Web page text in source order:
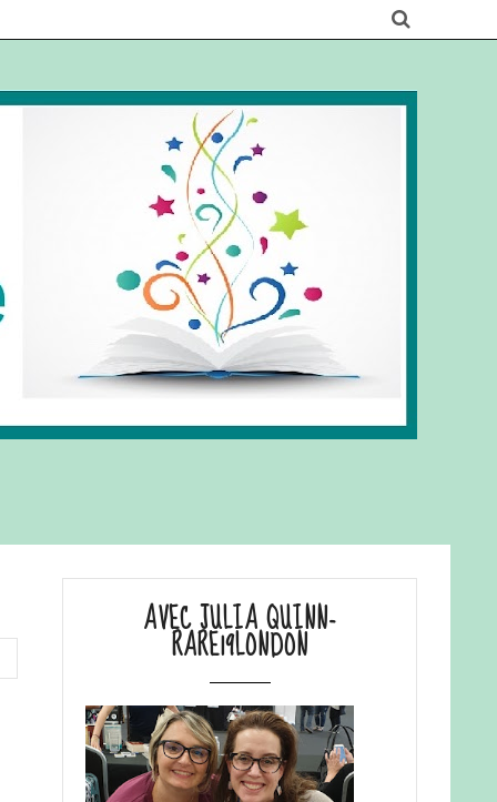
AVEC JULIA QUINN-
RARE19LONDON